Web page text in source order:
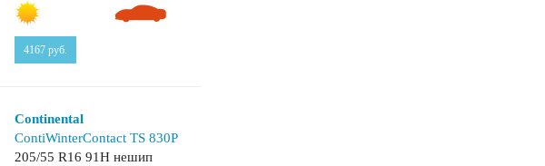
4167 руб.
Continental
ContiWinterContact TS 830P
205/55 R16 91H нешип